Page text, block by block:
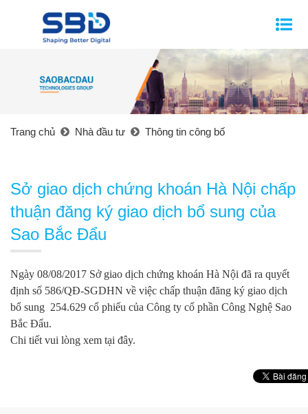
Trang chủ Nhà đầu tư Thông tin công bố
Sở giao dịch chứng khoán Hà Nội chấp
thuận đăng ký giao dịch bổ sung của
Sao Bắc Đẩu
Ngày 08/08/2017 Sở giao dịch chứng khoán Hà Nội đã ra quyết
định số 586/QĐ-SGDHN về việc chấp thuận đăng ký giao dịch
bổ sung 254.629 cổ phiếu của Công ty cổ phần Công Nghệ Sao
Bắc Đẩu.
Chi tiết vui lòng xem tại đây.